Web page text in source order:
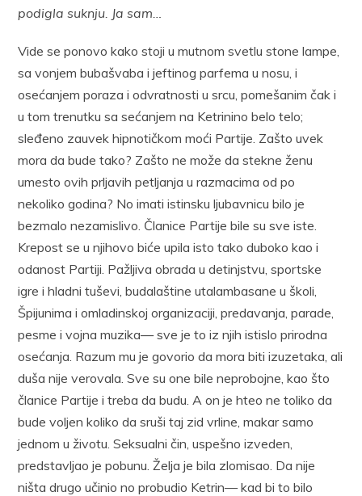
podigla suknju. Ja sam…
Vide se ponovo kako stoji u mutnom svetlu stone lampe,
sa vonjem bubašvaba i jeftinog parfema u nosu, i
osećanjem poraza i odvratnosti u srcu, pomešanim čak i
u tom trenutku sa sećanjem na Ketrinino belo telo;
sleđeno zauvek hipnotičkom moći Partije. Zašto uvek
mora da bude tako? Zašto ne može da stekne ženu
umesto ovih prljavih petljanja u razmacima od po
nekoliko godina? No imati istinsku ljubavnicu bilo je
bezmalo nezamislivo. Članice Partije bile su sve iste.
Krepost se u njihovo biće upila isto tako duboko kao i
odanost Partiji. Pažljiva obrada u detinjstvu, sportske
igre i hladni tuševi, budalaštine utalambasane u školi,
Špijunima i omladinskoj organizaciji, predavanja, parade,
pesme i vojna muzika— sve je to iz njih istislo prirodna
osećanja. Razum mu je govorio da mora biti izuzetaka, ali
duša nije verovala. Sve su one bile neprobojne, kao što
članice Partije i treba da budu. A on je hteo ne toliko da
bude voljen koliko da sruši taj zid vrline, makar samo
jednom u životu. Seksualni čin, uspešno izveden,
predstavljao je pobunu. Želja je bila zlomisao. Da nije
ništa drugo učinio no probudio Ketrin— kad bi to bilo